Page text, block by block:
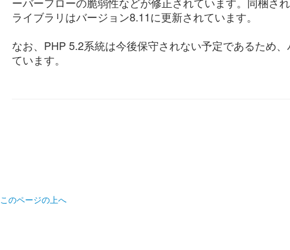
ライブラリはバージョン8.11に更新されています。
なお、PHP 5.2系統は今後保守されない予定であるため
ています。
このページの上へ